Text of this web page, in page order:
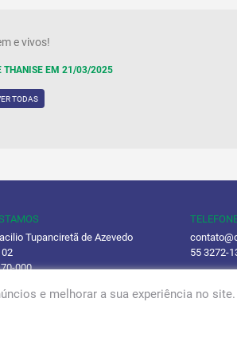
e vivos!
THANISE EM 21/03/2025
TODAS
Tupanciretã de Azevedo
000
de Privacidade
55 3272-
e melhorar a sua experiência no